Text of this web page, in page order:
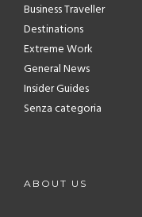
Business Traveller
Destinations
Extreme Work
General News
Insider Guides
Senza categoria
ABOUT US